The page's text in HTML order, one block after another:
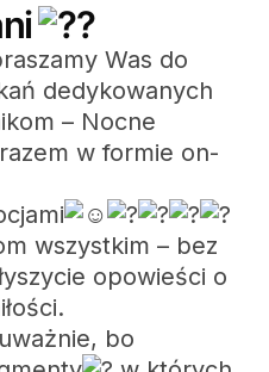
Was do
dedykowanych
– Nocne
w formie on-
wszystkim – bez
opowieści o
uważnie, bo